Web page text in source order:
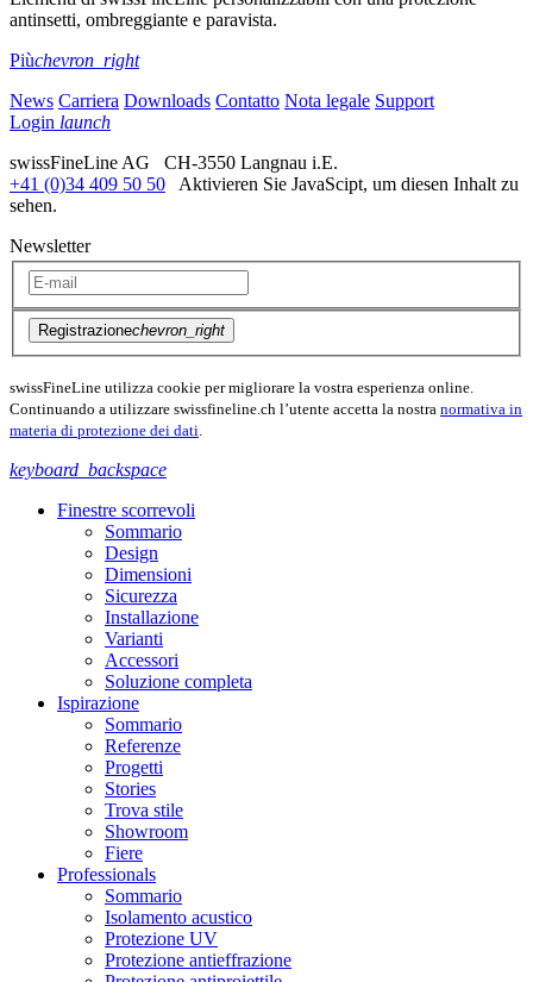
antinsetti, ombreggiante e paravista.
Piùchevron_right
News Carriera Downloads Contatto Nota legale Support
Login launch
swissFineLine AG CH-3550 Langnau i.E.
+41 (0)34 409 50 50
Aktivieren Sie JavaScipt, um diesen Inhalt zu
sehen.
Newsletter
Registrazionechevron_right
swissFineLine utilizza cookie per migliorare la vostra esperienza online.
Continuando a utilizzare swissfineline.ch l’utente accetta la nostra normativa in
materia di protezione dei dati.
keyboard_backspace
Finestre scorrevoli
Sommario
Design
Dimensioni
Sicurezza
Installazione
Varianti
Accessori
Soluzione completa
Ispirazione
Sommario
Referenze
Progetti
Stories
Trova stile
Showroom
Fiere
Professionals
Sommario
Isolamento acustico
Protezione UV
Protezione antieffrazione